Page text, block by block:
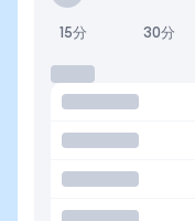
15分 30分